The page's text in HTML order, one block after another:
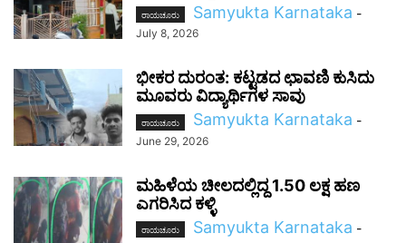
ರಾಯಚೂರು Samyukta Karnataka -
July 8, 2026
ಭೀಕರ ದುರಂತ: ಕಟ್ಟಡದ ಛಾವಣಿ ಕುಸಿದು
ಮೂವರು ವಿದ್ಯಾರ್ಥಿಗಳ ಸಾವು
ರಾಯಚೂರು Samyukta Karnataka -
June 29, 2026
ಮಹಿಳೆಯ ಚೀಲದಲ್ಲಿದ್ದ 1.50 ಲಕ್ಷ ಹಣ
ಎಗರಿಸಿದ ಕಳ್ಳಿ
ರಾಯಚೂರು Samyukta Karnataka -